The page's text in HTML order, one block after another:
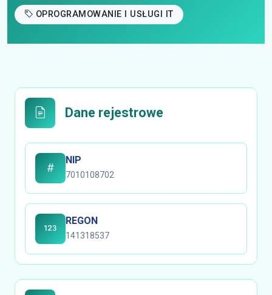
OPROGRAMOWANIE I USŁUGI IT
Dane rejestrowe
NIP
7010108702
REGON
141318537